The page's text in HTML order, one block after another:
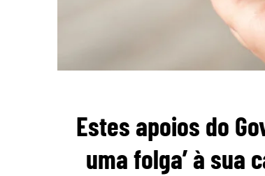
Estes apoios do
uma folga’ à sua